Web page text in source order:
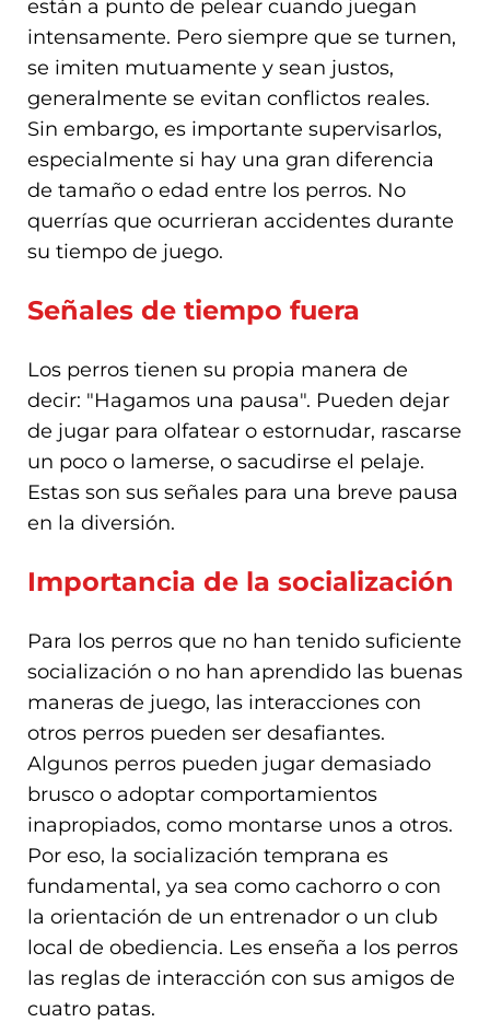
están a punto de pelear cuando juegan
intensamente. Pero siempre que se turnen,
se imiten mutuamente y sean justos,
generalmente se evitan conflictos reales.
Sin embargo, es importante supervisarlos,
especialmente si hay una gran diferencia
de tamaño o edad entre los perros. No
querrías que ocurrieran accidentes durante
su tiempo de juego.
Señales de tiempo fuera
Los perros tienen su propia manera de
decir: "Hagamos una pausa". Pueden dejar
de jugar para olfatear o estornudar, rascarse
un poco o lamerse, o sacudirse el pelaje.
Estas son sus señales para una breve pausa
en la diversión.
Importancia de la socialización
Para los perros que no han tenido suficiente
socialización o no han aprendido las buenas
maneras de juego, las interacciones con
otros perros pueden ser desafiantes.
Algunos perros pueden jugar demasiado
brusco o adoptar comportamientos
inapropiados, como montarse unos a otros.
Por eso, la socialización temprana es
fundamental, ya sea como cachorro o con
la orientación de un entrenador o un club
local de obediencia. Les enseña a los perros
las reglas de interacción con sus amigos de
cuatro patas.